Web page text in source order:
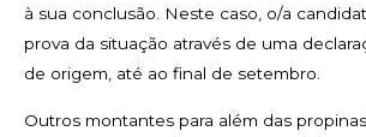
à sua conclusão. Neste caso, o/a
prova da situação através de uma
de origem, até ao final de setembro.
Outros montantes para além das